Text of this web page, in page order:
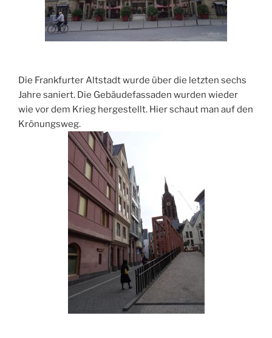
Die Frankfurter Altstadt wurde über die letzten sechs
Jahre saniert. Die Gebäudefassaden wurden wieder
wie vor dem Krieg hergestellt. Hier schaut man auf den
Krönungsweg.